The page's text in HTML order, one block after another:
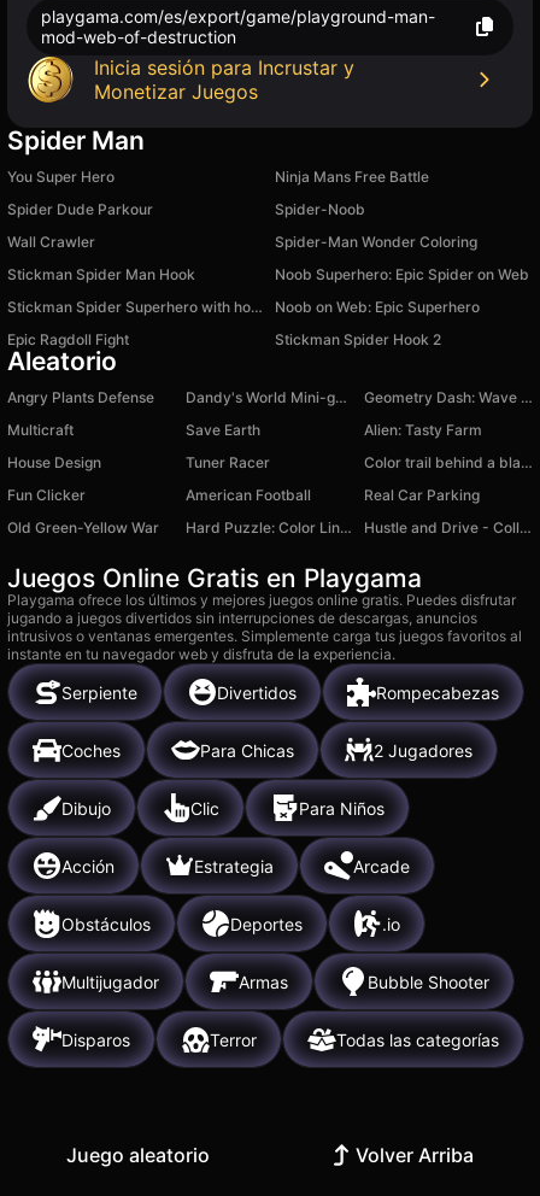
playgama.com/es/export/game/playground-man-
mod-web-of-destruction
Inicia sesión para Incrustar y
Monetizar Juegos
Spider Man
You Super Hero
Ninja Mans Free Battle
Spider Dude Parkour
Spider-Noob
Wall Crawler
Spider-Man Wonder Coloring
Stickman Spider Man Hook
Noob Superhero: Epic Spider on Web
Stickman Spider Superhero with hook
Noob on Web: Epic Superhero
Epic Ragdoll Fight
Stickman Spider Hook 2
Aleatorio
Angry Plants Defense Dandy's World Mini-games Relax and Anti-stress
Geometry Dash: Wave Chaos
Multicraft
Save Earth
Alien: Tasty Farm
House Design
Tuner Racer
Color trail behind a black ball. Relax
Fun Clicker
American Football
Real Car Parking
Old Green-Yellow War
Hard Puzzle: Color Lines Hustle and Drive - Collect all the Cars
Juegos Online Gratis en Playgama
Playgama ofrece los últimos y mejores juegos online gratis. Puedes disfrutar
jugando a juegos divertidos sin interrupciones de descargas, anuncios
intrusivos o ventanas emergentes. Simplemente carga tus juegos favoritos al
instante en tu navegador web y disfruta de la experiencia.
Serpiente Divertidos Rompecabezas
Coches Para Chicas 2 Jugadores
Dibujo Clic Para Niños
Acción Estrategia Arcade
Obstáculos Deportes .io
Multijugador Armas Bubble Shooter
Disparos Terror Todas las categorías
Juego aleatorio Volver Arriba